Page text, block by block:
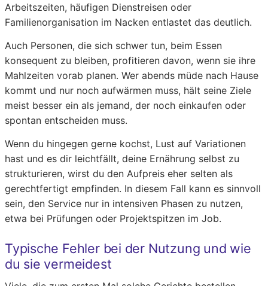
Arbeitszeiten, häufigen Dienstreisen oder
Familienorganisation im Nacken entlastet das deutlich.
Auch Personen, die sich schwer tun, beim Essen
konsequent zu bleiben, profitieren davon, wenn sie ihre
Mahlzeiten vorab planen. Wer abends müde nach Hause
kommt und nur noch aufwärmen muss, hält seine Ziele
meist besser ein als jemand, der noch einkaufen oder
spontan entscheiden muss.
Wenn du hingegen gerne kochst, Lust auf Variationen
hast und es dir leichtfällt, deine Ernährung selbst zu
strukturieren, wirst du den Aufpreis eher selten als
gerechtfertigt empfinden. In diesem Fall kann es sinnvoll
sein, den Service nur in intensiven Phasen zu nutzen,
etwa bei Prüfungen oder Projektspitzen im Job.
Typische Fehler bei der Nutzung und wie
du sie vermeidest